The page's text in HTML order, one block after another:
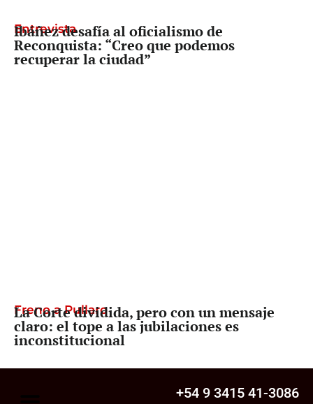
Entrevista
Ibáñez desafía al oficialismo de
Reconquista: “Creo que podemos
recuperar la ciudad”
Freno a Pullaro
La Corte dividida, pero con un mensaje
claro: el tope a las jubilaciones es
inconstitucional
+54 9 3415 41-3086